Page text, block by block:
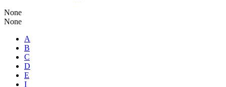
None
None
A
B
C
D
E
I